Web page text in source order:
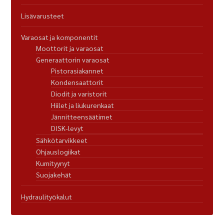
Lisävarusteet
Varaosat ja komponentit
Moottorit ja varaosat
Generaattorin varaosat
Pistorasiakannet
Kondensaattorit
Diodit ja varistorit
Hiilet ja liukurenkaat
Jännitteensäätimet
DISK-levyt
Sähkötarvikkeet
Ohjauslogiikat
Kumityynyt
Suojakehät
Hydraulityökalut